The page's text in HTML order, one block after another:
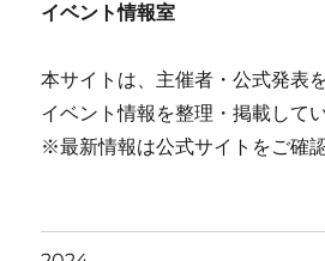
イベント情報室
本サイトは、主催者・公式発表
イベント情報を整理・掲載して
※最新情報は公式サイトをご確